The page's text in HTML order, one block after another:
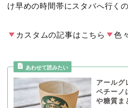
け早めの時間帯にスタバへ行く
カスタムの記事はこちら 色
アールグ
ペチーノ
や糖質ま